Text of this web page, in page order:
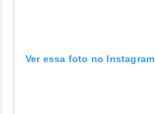
Ver essa foto no Instagram